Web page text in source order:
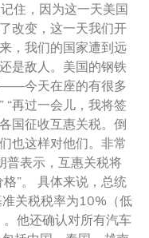
住，因为这一天美国
改变，这一天我们开
，我们的国家遭到远
是敌人。美国的钢铁
——今天在座的有很多
“再过一会儿，我将签
国征收互惠关税。倒
也这样对他们。非常
普表示，互惠关税将
”。 具体来说，总统
关税税率为10%（低
他还确认对所有汽车